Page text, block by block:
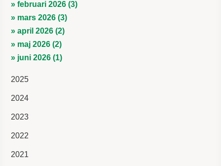
» februari 2026 (3)
» mars 2026 (3)
» april 2026 (2)
» maj 2026 (2)
» juni 2026 (1)
2025
2024
2023
2022
2021